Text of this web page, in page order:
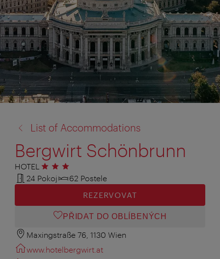
na:
List of Accommodations
Bergwirt Schönbrunn
HOTEL 3 hvězdičky
24 Pokoj
62 Postele
REZERVOVAT
PŘIDAT DO OBLÍBENÝCH
Maxingstraße 76, 1130 Wien
www.hotelbergwirt.at